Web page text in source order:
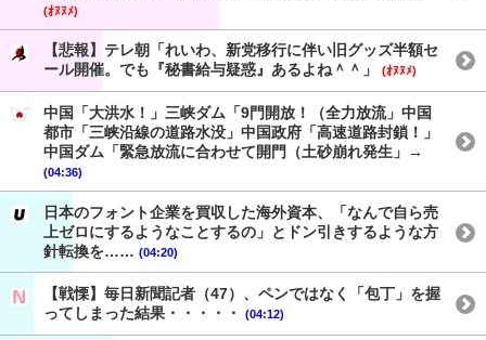
(ｵﾇﾇﾒ)
【悲報】テレ朝「れいわ、新党移行に伴い旧グッズ半額セ
ール開催。でも『秘書給与疑惑』あるよね＾＾」
(ｵﾇﾇﾒ)
中国「大洪水！」三峡ダム「9門開放！（全力放流」中国
都市「三峡沿線の道路水没」中国政府「高速道路封鎖！」
中国ダム「緊急放流に合わせて開門（土砂崩れ発生」→
(04:36)
日本のフォント企業を買収した海外資本、「なんで自ら売
上ゼロにするようなことするの」とドン引きするような方
針転換を…… (04:20)
【戦慄】毎日新聞記者（47）、ペンではなく「包丁」を握
ってしまった結果・・・・・
(04:12)